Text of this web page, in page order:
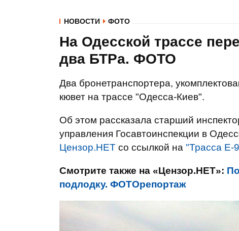
НОВОСТИ ФОТО
На Одесской трассе
два БТРа. ФОТО
Два бронетранспортера,
кювет на трассе "Одесса-Киев".
Об этом рассказала старший
управления Госавтоинспекции в
Цензор.НЕТ со ссылкой на "Трасса Е-
Смотрите также на «Цензор.НЕТ»:
подлодку. ФОТОрепортаж